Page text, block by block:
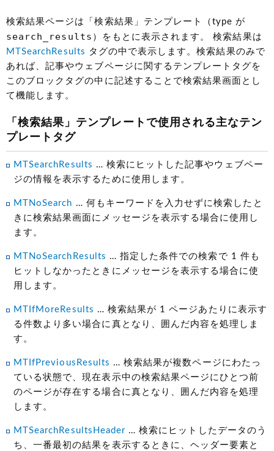
検索結果ページは「検索結果」テンプレート（type が
search_results ）をもとに表示されます。 検索結果は
MTSearchResults タグの中で表示します。検索結果のみで
あれば、記事やウェブページに関するテンプレートタグを
このブロックタグの中に記述することで検索結果画面とし
て機能します。
「検索結果」テンプレートで使用される主なテン
プレートタグ
MTSearchResults … 検索にヒットした記事やウェブペー
ジの情報を表示するために使用します。
MTNoSearch … 何もキーワードを入力せずに検索したと
きに検索結果画面にメッセージを表示する場合に使用し
ます。
MTNoSearchResults … 指定した条件での検索で 1 件も
ヒットしなかったときにメッセージを表示する場合に使
用します。
MTIfMoreResults … 検索結果が 1 ページあたりに表示す
る件数より多い場合に真となり、囲んだ内容を処理しま
す。
MTIfPreviousResults … 検索結果が複数ページにわたっ
ている状態で、現在表示中の検索結果ページにひとつ前
のページが存在する場合に真となり、囲んだ内容を処理
します。
MTSearchResultsHeader … 検索にヒットしたデータのう
ち、一番最初の結果を表示するときに、ヘッダー要素と